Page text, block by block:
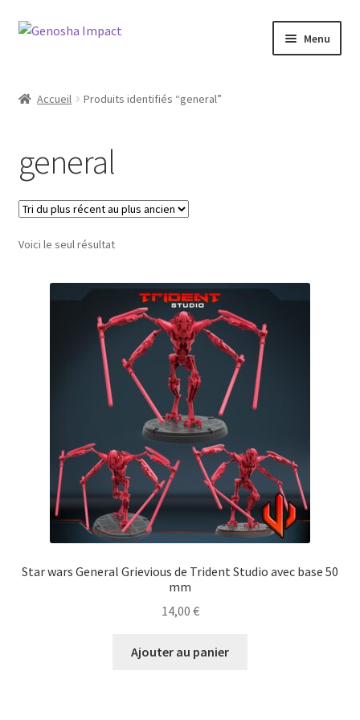
Aller
navigation
Aller
Menu
Checkout
My account
Shop
Wishlist
Accueil Produits identifiés “general”
general
Voici le seul résultat
Star wars General Grievious de Trident Studio avec base 50
mm
14,00 €
Ajouter au panier